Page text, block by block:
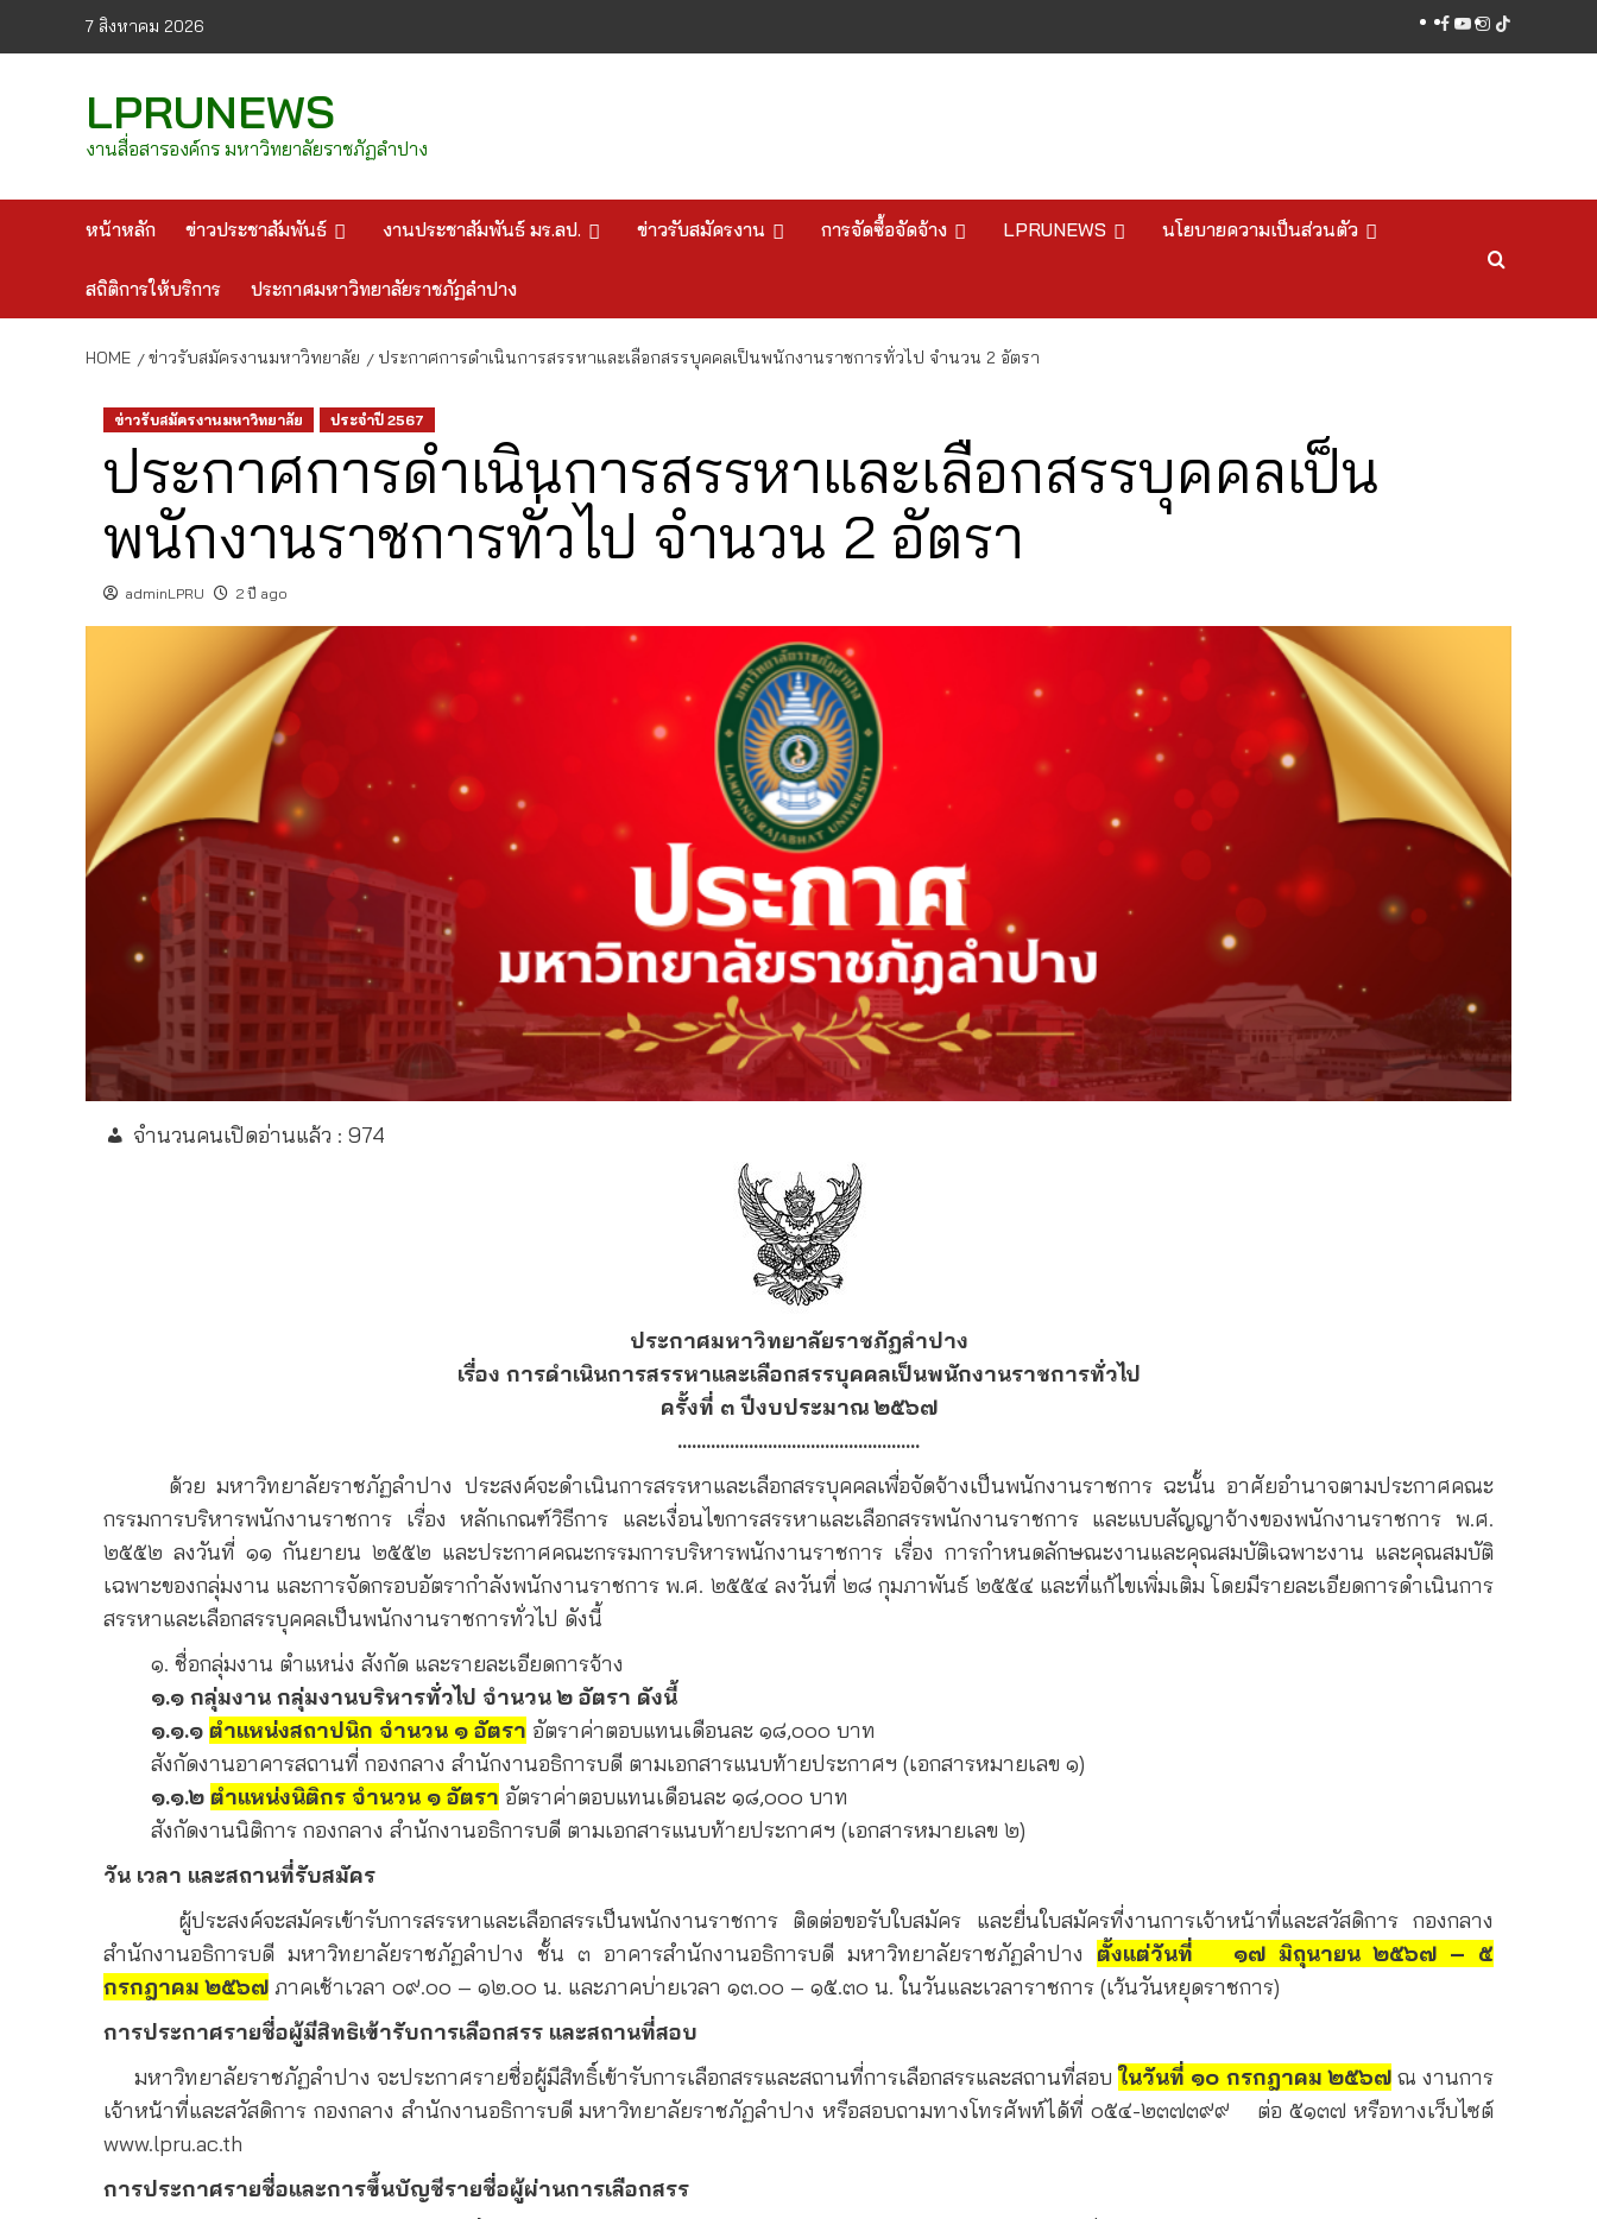
7 สิงหาคม 2026 facebook
youtube
instagram
tiktok
LPRUNEWS
งานสื่อสารองค์กร มหาวิทยาลัยราชภัฏลำปาง
หน้าหลัก ข่าวประชาสัมพันธ์ งานประชาสัมพันธ์ มร.ลป. ข่าวรับสมัครงาน การจัดซื้อจัดจ้าง LPRUNEWS นโยบายความเป็นส่วนตัว
สถิติการให้บริการ ประกาศมหาวิทยาลัยราชภัฏลำปาง
HOME ข่าวรับสมัครงานมหาวิทยาลัย ประกาศการดำเนินการสรรหาและเลือกสรรบุคคลเป็นพนักงานราชการทั่วไป จำนวน 2 อัตรา
ข่าวรับสมัครงานมหาวิทยาลัย ประจำปี 2567
ประกาศการดำเนินการสรรหาและเลือกสรรบุคคลเป็น
พนักงานราชการทั่วไป จำนวน 2 อัตรา
adminLPRU 2 ปี ago
จำนวนคนเปิดอ่านแล้ว : 974
ประกาศมหาวิทยาลัยราชภัฏลำปาง
เรื่อง การดำเนินการสรรหาและเลือกสรรบุคคลเป็นพนักงานราชการทั่วไป
ครั้งที่ ๓ ปีงบประมาณ ๒๕๖๗
……………………………………………
ด้วย มหาวิทยาลัยราชภัฏลำปาง ประสงค์จะดำเนินการสรรหาและเลือกสรรบุคคลเพื่อจัดจ้างเป็นพนักงานราชการ ฉะนั้น อาศัยอำนาจตามประกาศคณะ
กรรมการบริหารพนักงานราชการ เรื่อง หลักเกณฑ์วิธีการ และเงื่อนไขการสรรหาและเลือกสรรพนักงานราชการ และแบบสัญญาจ้างของพนักงานราชการ พ.ศ.
๒๕๕๒ ลงวันที่ ๑๑ กันยายน ๒๕๕๒ และประกาศคณะกรรมการบริหารพนักงานราชการ เรื่อง การกำหนดลักษณะงานและคุณสมบัติเฉพาะงาน และคุณสมบัติ
เฉพาะของกลุ่มงาน และการจัดกรอบอัตรากำลังพนักงานราชการ พ.ศ. ๒๕๕๔ ลงวันที่ ๒๘ กุมภาพันธ์ ๒๕๕๔ และที่แก้ไขเพิ่มเติม โดยมีรายละเอียดการดำเนินการ
สรรหาและเลือกสรรบุคคลเป็นพนักงานราชการทั่วไป ดังนี้
๑. ชื่อกลุ่มงาน ตำแหน่ง สังกัด และรายละเอียดการจ้าง
๑.๑ กลุ่มงาน กลุ่มงานบริหารทั่วไป จำนวน ๒ อัตรา ดังนี้
๑.๑.๑ ตำแหน่งสถาปนิก จำนวน ๑ อัตรา อัตราค่าตอบแทนเดือนละ ๑๘,๐๐๐ บาท
สังกัดงานอาคารสถานที่ กองกลาง สำนักงานอธิการบดี ตามเอกสารแนบท้ายประกาศฯ (เอกสารหมายเลข ๑)
๑.๑.๒ ตำแหน่งนิติกร จำนวน ๑ อัตรา อัตราค่าตอบแทนเดือนละ ๑๘,๐๐๐ บาท
สังกัดงานนิติการ กองกลาง สำนักงานอธิการบดี ตามเอกสารแนบท้ายประกาศฯ (เอกสารหมายเลข ๒)
วัน เวลา และสถานที่รับสมัคร
ผู้ประสงค์จะสมัครเข้ารับการสรรหาและเลือกสรรเป็นพนักงานราชการ ติดต่อขอรับใบสมัคร และยื่นใบสมัครที่งานการเจ้าหน้าที่และสวัสดิการ กองกลาง
สำนักงานอธิการบดี มหาวิทยาลัยราชภัฏลำปาง ชั้น ๓ อาคารสำนักงานอธิการบดี มหาวิทยาลัยราชภัฏลำปาง ตั้งแต่วันที่ ๑๗ มิถุนายน ๒๕๖๗ – ๕
กรกฎาคม ๒๕๖๗ ภาคเช้าเวลา ๐๙.๐๐ – ๑๒.๐๐ น. และภาคบ่ายเวลา ๑๓.๐๐ – ๑๕.๓๐ น. ในวันและเวลาราชการ (เว้นวันหยุดราชการ)
การประกาศรายชื่อผู้มีสิทธิเข้ารับการเลือกสรร และสถานที่สอบ
มหาวิทยาลัยราชภัฏลำปาง จะประกาศรายชื่อผู้มีสิทธิ์เข้ารับการเลือกสรรและสถานที่การเลือกสรรและสถานที่สอบในวันที่ ๑๐ กรกฎาคม ๒๕๖๗ณ งานการ
เจ้าหน้าที่และสวัสดิการ กองกลาง สำนักงานอธิการบดี มหาวิทยาลัยราชภัฏลำปาง หรือสอบถามทางโทรศัพท์ได้ที่ ๐๕๔-๒๓๗๓๙๙ ต่อ ๕๑๓๗ หรือทางเว็บไซต์
www.lpru.ac.th
การประกาศรายชื่อและการขึ้นบัญชีรายชื่อผู้ผ่านการเลือกสรร